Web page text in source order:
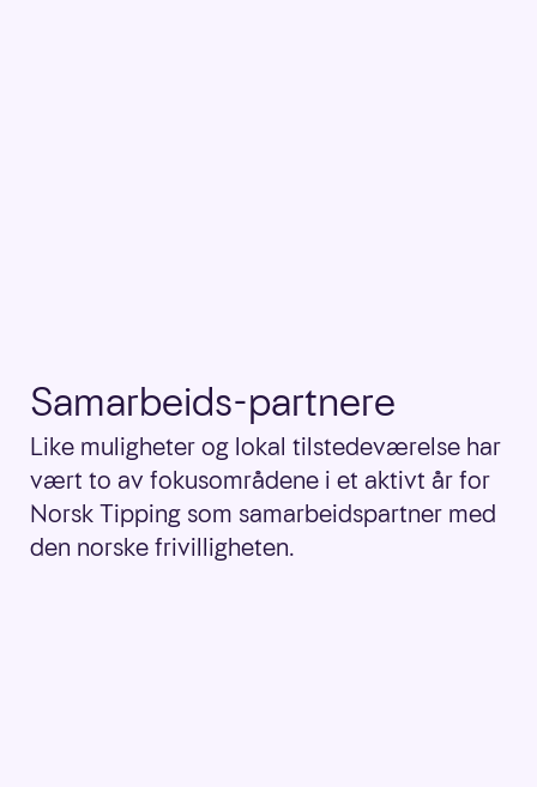
Samarbeids-partnere
Like muligheter og lokal tilstedeværelse har
vært to av fokusområdene i et aktivt år for
Norsk Tipping som samarbeidspartner med
den norske frivilligheten.